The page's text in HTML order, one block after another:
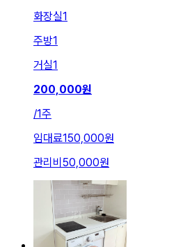
화장실1
주방1
거실1
200,000원
/1주
임대료150,000원
관리비 50,000원